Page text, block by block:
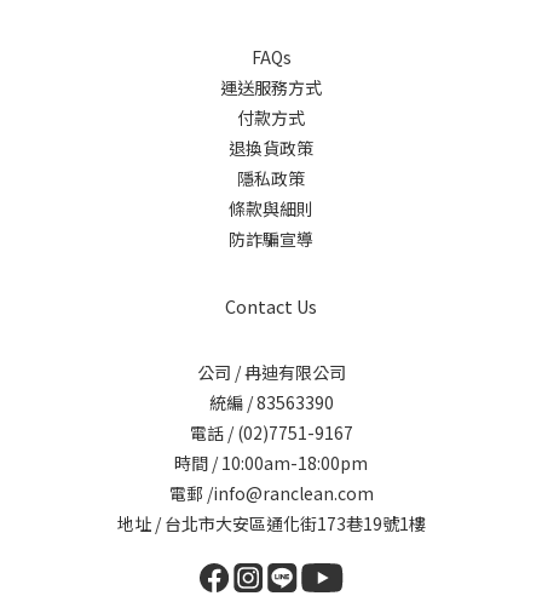
FAQs
運送服務方式
付款方式
退換貨政策
隱私政策
條款與細則
防詐騙宣導
Contact Us
公司 / 冉迪有限公司
統編 / 83563390
電話 / (02)7751-9167
時間 / 10:00am-18:00pm
電郵 /info@ranclean.com
地址 / 台北市大安區通化街173巷19號1樓